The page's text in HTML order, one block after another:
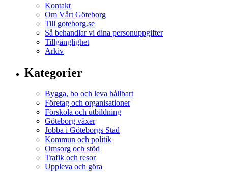
Kontakt
Om Vårt Göteborg
Till goteborg.se
Så behandlar vi dina personuppgifter
Tillgänglighet
Arkiv
Kategorier
Bygga, bo och leva hållbart
Företag och organisationer
Förskola och utbildning
Göteborg växer
Jobba i Göteborgs Stad
Kommun och politik
Omsorg och stöd
Trafik och resor
Uppleva och göra